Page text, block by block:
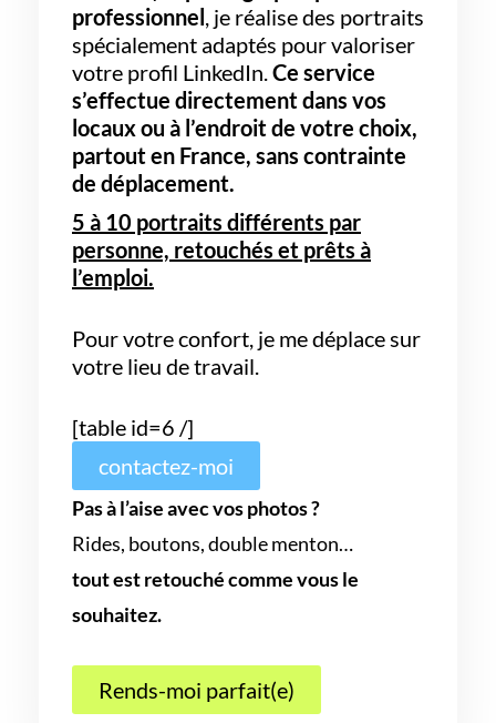
professionnel , je réalise des portraits
spécialement adaptés pour valoriser
votre profil LinkedIn. Ce service
s’effectue directement dans vos
locaux ou à l’endroit de votre choix,
partout en France, sans contrainte
de déplacement.
5 à 10 portraits différents par
personne, retouchés et prêts à
l’emploi.
Pour votre confort, je me déplace sur
votre lieu de travail.
[table id=6 /]
contactez-moi
Pas à l’aise avec vos photos ?
Rides, boutons, double menton…
tout est retouché comme vous le
souhaitez.
Rends-moi parfait(e)